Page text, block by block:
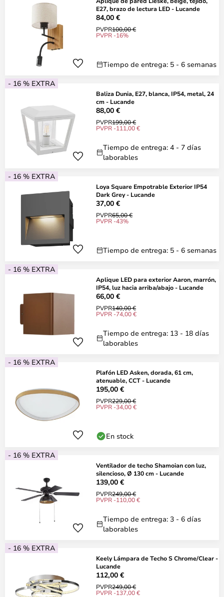
E27, brazo de lectura LED - Lucande
84,00 €
PVPR100,00 €
PVPR -16%
Tiempo de entrega: 5 - 6 semanas
- 16 % EXTRA
Baliza Dunia, E27, blanca, IP54, metal, 24
cm - Lucande
88,00 €
PVPR199,00 €
PVPR -111,00 €
Tiempo de entrega: 4 - 7 días
laborables
- 16 % EXTRA
Loya Square Empotrable Exterior IP54
Dark Grey - Lucande
37,00 €
PVPR65,00 €
PVPR -43%
Tiempo de entrega: 5 - 6 semanas
- 16 % EXTRA
Aplique LED para exterior Aaron, marrón,
IP54, luz hacia arriba/abajo - Lucande
66,00 €
PVPR140,00 €
PVPR -74,00 €
Tiempo de entrega: 13 - 18 días
laborables
- 16 % EXTRA
Plafón LED Asken, dorada, 61 cm,
atenuable, CCT - Lucande
195,00 €
PVPR229,00 €
PVPR -34,00 €
En stock
- 16 % EXTRA
Ventilador de techo Shamoian con luz,
silencioso, Ø 130 cm - Lucande
139,00 €
PVPR249,00 €
PVPR -110,00 €
Tiempo de entrega: 3 - 6 días
laborables
- 16 % EXTRA
Keely Lámpara de Techo S Chrome/Clear -
Lucande
112,00 €
PVPR249,00 €
PVPR -137,00 €